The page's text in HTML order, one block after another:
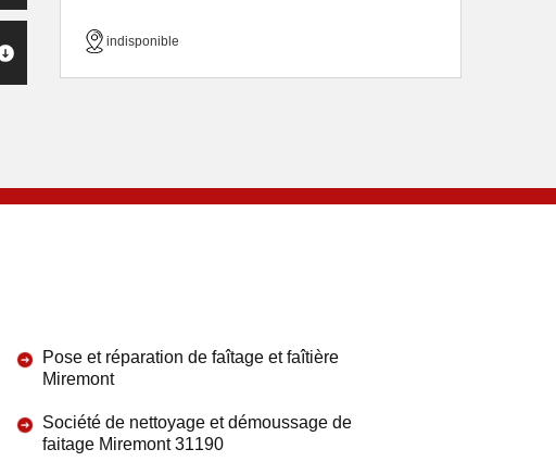
indisponible
Pose et réparation de faîtage et faîtière
Miremont
Société de nettoyage et démoussage de
faitage Miremont 31190